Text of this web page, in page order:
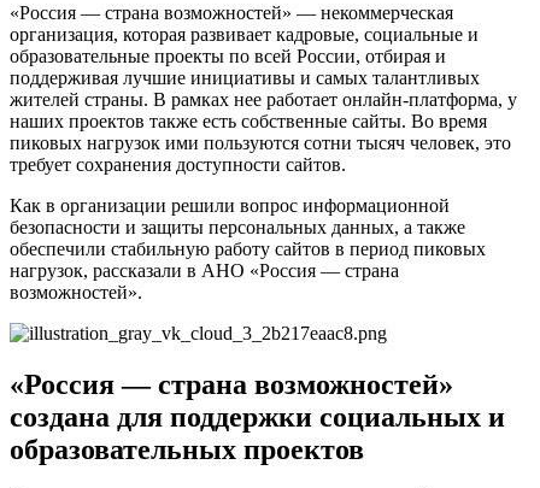
«Россия — страна возможностей» — некоммерческая
организация, которая развивает кадровые, социальные и
образовательные проекты по всей России, отбирая и
поддерживая лучшие инициативы и самых талантливых
жителей страны. В рамках нее работает онлайн-платформа, у
наших проектов также есть собственные сайты. Во время
пиковых нагрузок ими пользуются сотни тысяч человек, это
требует сохранения доступности сайтов.
Как в организации решили вопрос информационной
безопасности и защиты персональных данных, а также
обеспечили стабильную работу сайтов в период пиковых
нагрузок, рассказали в АНО «Россия — страна
возможностей».
«Россия — страна возможностей»
создана для поддержки социальных и
образовательных проектов